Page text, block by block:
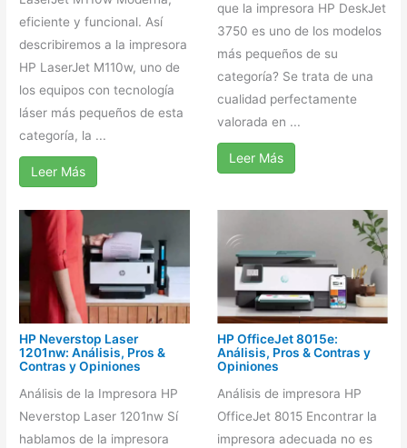
eficiente y funcional. Así
describiremos a la impresora
HP LaserJet M110w, uno de
los equipos con tecnología
láser más pequeños de esta
categoría, la ...
Leer Más
que la impresora HP DeskJet
3750 es uno de los modelos
más pequeños de su
categoría? Se trata de una
cualidad perfectamente
valorada en ...
Leer Más
HP Neverstop Laser
1201nw: Análisis, Pros &
Contras y Opiniones
Análisis de la Impresora HP
Neverstop Laser 1201nw Sí
hablamos de la impresora
HP OfficeJet 8015e:
Análisis, Pros & Contras y
Opiniones
Análisis de impresora HP
OfficeJet 8015 Encontrar la
impresora adecuada no es